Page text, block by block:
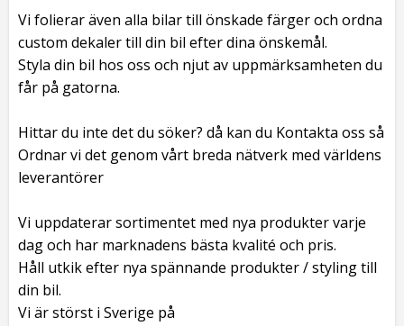
Vi folierar även alla bilar till önskade färger och ordna
custom dekaler till din bil efter dina önskemål.
Styla din bil hos oss och njut av uppmärksamheten du
får på gatorna.
Hittar du inte det du söker? då kan du Kontakta oss så
Ordnar vi det genom vårt breda nätverk med världens
leverantörer
Vi uppdaterar sortimentet med nya produkter varje
dag och har marknadens bästa kvalité och pris.
Håll utkik efter nya spännande produkter / styling till
din bil.
Vi är störst i Sverige på